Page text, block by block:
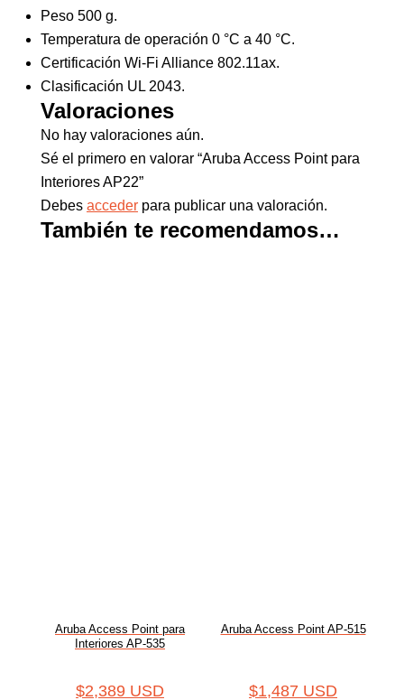
Peso 500 g.
Temperatura de operación 0 °C a 40 °C.
Certificación Wi-Fi Alliance 802.11ax.
Clasificación UL 2043.
Valoraciones
No hay valoraciones aún.
Sé el primero en valorar “Aruba Access Point para
Interiores AP22”
Debes acceder para publicar una valoración.
También te recomendamos…
Aruba Access Point para
Interiores AP-535
$2,389 USD
Aruba Access Point AP-515
$1,487 USD